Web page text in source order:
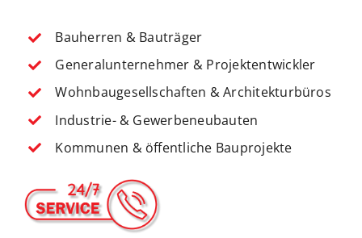
Bauherren & Bauträger
Generalunternehmer & Projektentwickler
Wohnbaugesellschaften & Architekturbüros
Industrie- & Gewerbeneubauten
Kommunen & öffentliche Bauprojekte